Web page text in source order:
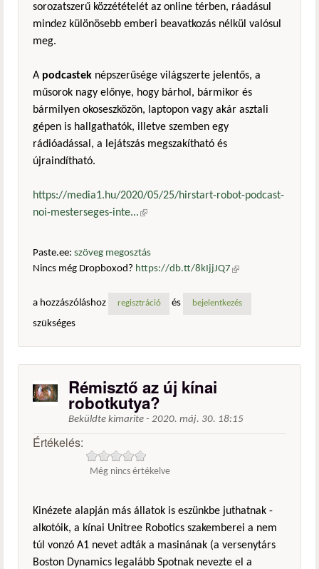
sorozatszerű közzétételét az online térben, ráadásul
mindez különösebb emberi beavatkozás nélkül valósul
meg.
A podcastek népszerűsége világszerte jelentős, a
műsorok nagy előnye, hogy bárhol, bármikor és
bármilyen okoseszközön, laptopon vagy akár asztali
gépen is hallgathatók, illetve szemben egy
rádióadással, a lejátszás megszakítható és
újraindítható.
https://media1.hu/2020/05/25/hirstart-robot-podcast-
noi-mesterseges-inte...(külső hivatkozás)
Paste.ee: szöveg megosztás
Nincs még Dropboxod? https://db.tt/8kIjjJQ7 (külső
a hozzászóláshoz
regisztráció és bejelentkezés
szükséges
Rémisztő az új kínai
robotkutya?
Beküldte kimarite - 2020. máj. 30. 18:15
Értékelés:
Még nincs értékelve
Kinézete alapján más állatok is eszünkbe juthatnak -
alkotóik, a kínai Unitree Robotics szakemberei a nem
túl vonzó A1 nevet adták a masinának (a versenytárs
Boston Dynamics legalább Spotnak nevezte el a